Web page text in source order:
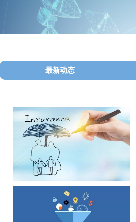
最新动态